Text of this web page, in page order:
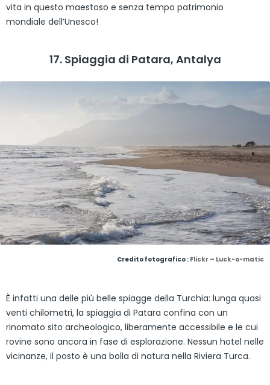
vita in questo maestoso e senza tempo patrimonio
mondiale dell’Unesco!
17. Spiaggia di Patara, Antalya
Credito fotografico : Flickr – Luck-o-matic
È infatti una delle più belle spiagge della Turchia: lunga quasi
venti chilometri, la spiaggia di Patara confina con un
rinomato sito archeologico, liberamente accessibile e le cui
rovine sono ancora in fase di esplorazione. Nessun hotel nelle
vicinanze, il posto è una bolla di natura nella Riviera Turca.